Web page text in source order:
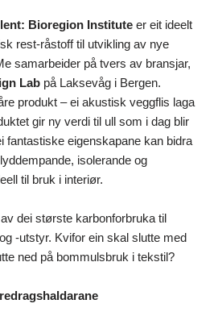
Bioregion Institute er eit ideelt
rest-råstoff til utvikling av nye
samarbeider på tvers av bransjar,
Lab på Laksevåg i Bergen.
produkt – ei akustisk veggflis laga
gir ny verdi til ull som i dag blir
fantastiske eigenskapane kan bidra
isolerande og
til bruk i interiør.
dei største karbonforbruka til
-utstyr. Kvifor ein skal slutte med
ned på bommulsbruk i tekstil?